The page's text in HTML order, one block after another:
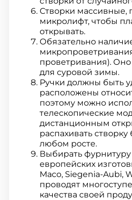
Створки массивные,
микролифт, чтобы
открывать.
Обязательно
проветривания).
для суровой зимы.
Ручки должны быть
расположены
поэтому можно
телескопические
дистанционным
распахивать
любом росте.
Выбирать
европейских
Maco, Siegenia-Aubi,
проводят
качества своей